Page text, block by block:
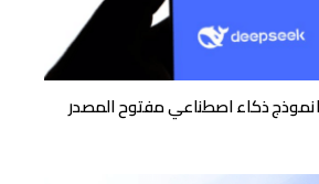
ديب سيك DeepSeek نموذج ذكاء اصطناعي مفتوح المصدر